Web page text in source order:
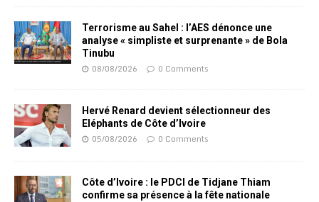
Terrorisme au Sahel : l’AES dénonce une
analyse « simpliste et surprenante » de Bola
Tinubu
08/08/2026 0 Comments
Hervé Renard devient sélectionneur des
Eléphants de Côte d’Ivoire
05/08/2026 0 Comments
Côte d’Ivoire : le PDCI de Tidjane Thiam
confirme sa présence à la fête nationale